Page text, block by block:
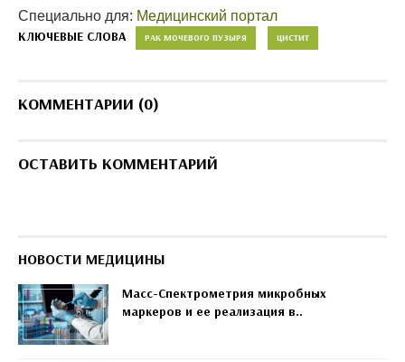
Специально для: Медицинский портал
КЛЮЧЕВЫЕ СЛОВА РАК МОЧЕВОГО ПУЗЫРЯ ЦИСТИТ
КОММЕНТАРИИ (0)
ОСТАВИТЬ КОММЕНТАРИЙ
НОВОСТИ МЕДИЦИНЫ
Масс-Спектрометрия микробных
маркеров и ее реализация в..